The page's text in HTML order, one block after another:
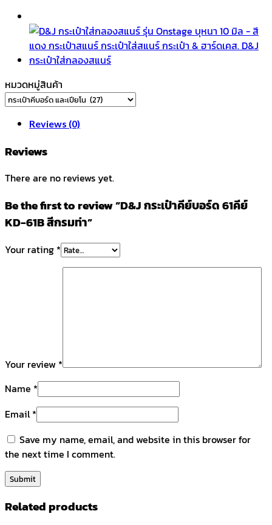
61B
กรมท่า
quantity
หมวดหมู่สินค้า
Reviews (0)
Reviews
There are no reviews yet.
Be the first to review “D&J กระเป๋าคีย์บอร์ด 61คีย์
KD-61B สีกรมท่า”
Your rating *
Your review *
Name *
Email*
Save my name, email, and website in this browser for
the next time I comment.
Related products